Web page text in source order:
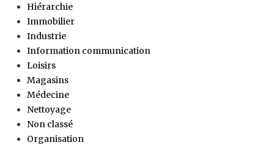
Hiérarchie
Immobilier
Industrie
Information communication
Loisirs
Magasins
Médecine
Nettoyage
Non classé
Organisation